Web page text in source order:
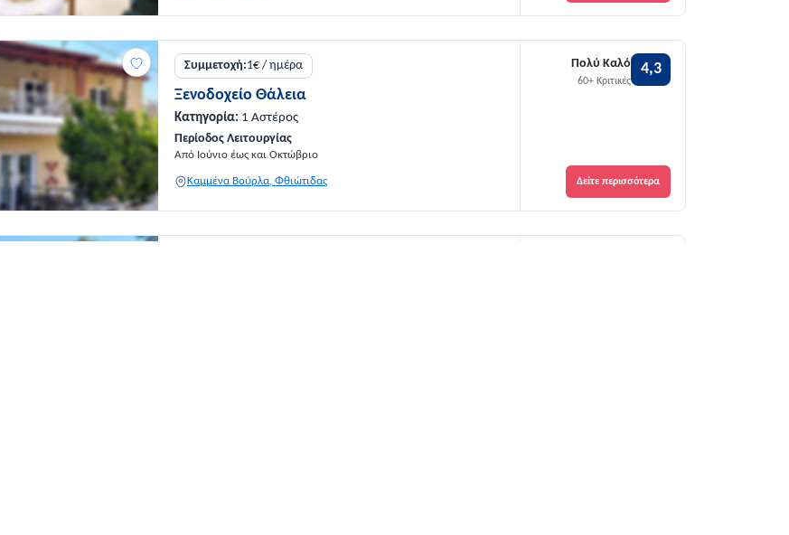
Συμμετοχή:1€ / ημέρα
Ξενοδοχείο Θάλεια
Κατηγορία: 1 Αστέρος
Περίοδος Λειτουργίας
Από Ιούνιο έως και Οκτώβριο
Καμμένα Βούρλα, Φθιώτιδας
Πολύ Καλό
60+ Κριτικές
4,3
Δείτε περισσότερα